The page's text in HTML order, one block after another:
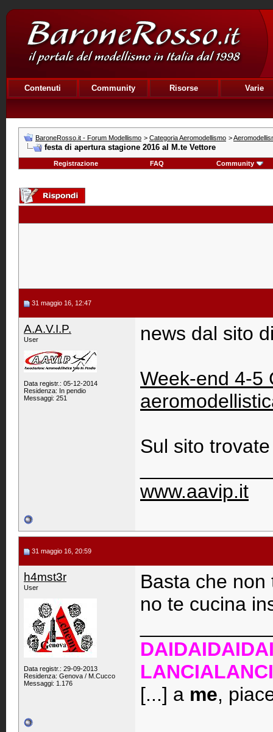
Contenuti Community Risorse Varie
BaroneRosso.it - Forum Modellismo > Categoria Aeromodellismo >
festa di apertura stagione 2016 al M.te Vettore
Registrazione FAQ Community
31 maggio 16, 12:47
A.A.V.I.P.
User
Data registr.: 05-12-2014
Residenza: In pendio
Messaggi: 251
news dal sito
Week-end 4-5
Sul sito
www.aavip.it
31 maggio 16, 20:59
h4mst3r
User
Data registr.: 29-09-2013
Residenza: Genova / M.Cucco
Messaggi: 1.176
Basta che
no te cucina
[...] a me,